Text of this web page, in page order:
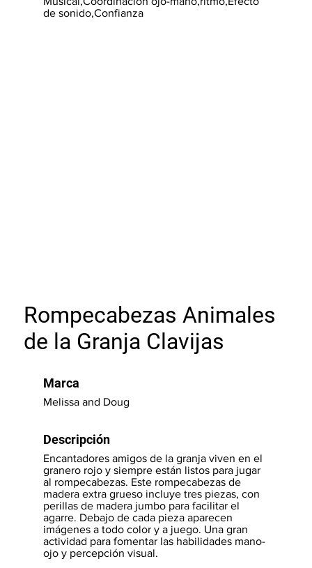
de sonido,Confianza
Rompecabezas Animales
de la Granja Clavijas
Encantadores amigos de la granja viven en el
granero rojo y siempre están listos para jugar
al rompecabezas. Este rompecabezas de
madera extra grueso incluye tres piezas, con
perillas de madera jumbo para facilitar el
agarre. Debajo de cada pieza aparecen
imágenes a todo color y a juego. Una gran
actividad para fomentar las habilidades mano-
ojo y percepción visual.
Melissa and Doug
Marca
Descripción